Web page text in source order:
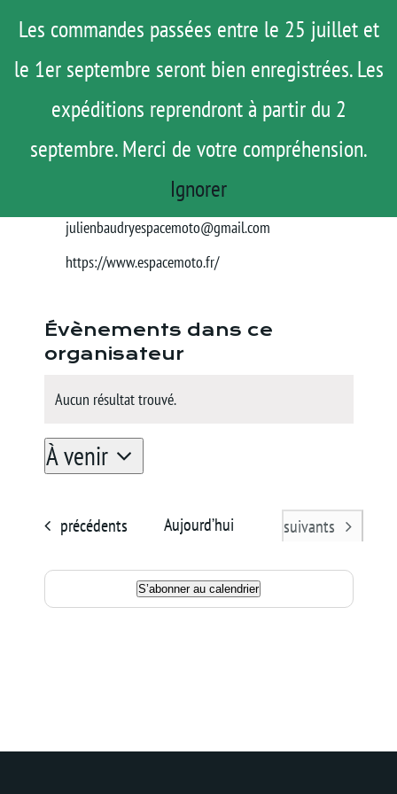
Les commandes passées entre le 25 juillet et
le 1er septembre seront bien enregistrées. Les
expéditions reprendront à partir du 2
septembre. Merci de votre compréhension.
Ignorer
contenu
Menu
ROAD TRIP
ACTUS
TESTS
AGENDA
Rechercher:
Espace moto
« Tous les Évènements
Email
julienbaudryespacemoto@gmail.com
Site
https://www.espacemoto.fr/
Évènements dans ce
organisateur
Notice
Aucun résultat trouvé.
À venir
Sélectionnez
date.
Évènements
précédents Aujourd’hui Évènements
suivants
S’abonner au calendrier